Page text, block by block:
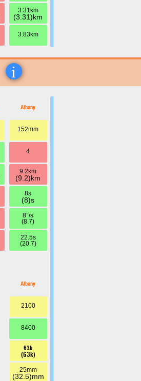
3.31km
(3.31)km
3.83km
i
Albany
152mm
4
9.2km
(9.2)km
8s
(8)s
8°/s
(8.7)
22.5s
(20.7)
Albany
2100
8400
63k
(63k)
25mm
(32.5)mm